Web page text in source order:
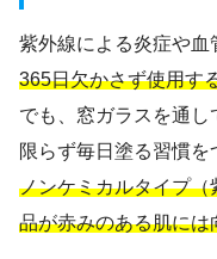
紫外線による炎症や血
365日欠かさず使用す
でも、窓ガラスを通
限らず毎日塗る習慣を
ノンケミカルタイプ
品が赤みのある肌には